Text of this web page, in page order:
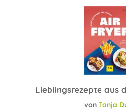
Lieblingsrezepte aus
von Tanja